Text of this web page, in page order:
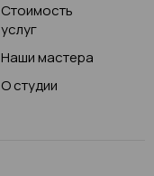
Стоимость
услуг
Наши мастера
О студии